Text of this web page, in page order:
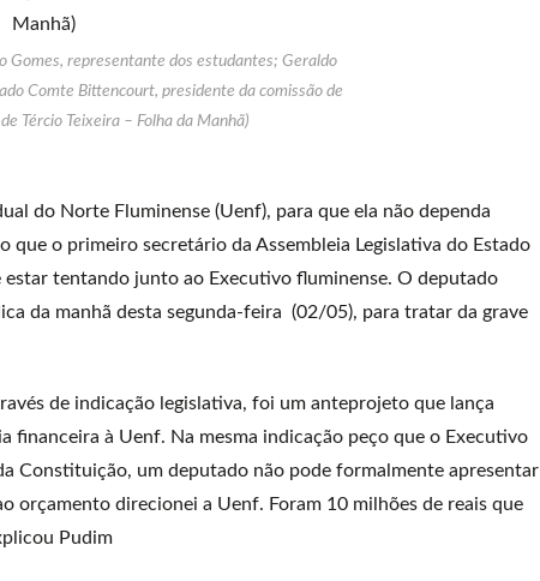
Gomes, representante dos estudantes; Geraldo
Comte Bittencourt, presidente da comissão de
Tércio Teixeira – Folha da Manhã)
do Norte Fluminense (Uenf), para que ela não dependa
que o primeiro secretário da Assembleia Legislativa do Estado
tentando junto ao Executivo fluminense. O deputado
da manhã desta segunda-feira (02/05), para tratar da grave
de indicação legislativa, foi um anteprojeto que lança
financeira à Uenf. Na mesma indicação peço que o Executivo
Constituição, um deputado não pode formalmente apresentar
orçamento direcionei a Uenf. Foram 10 milhões de reais que
Pudim